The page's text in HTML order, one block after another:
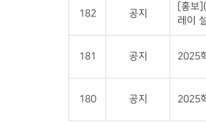
182 공지
[홍보
레이
181 공지 2025
180 공지 2025